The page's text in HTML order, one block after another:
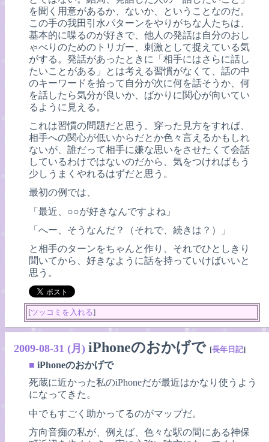
を聞く用意があるか、ないか、ということなのだ。
この手の我田引水パターンをやりがちな人たちは、
基本的に喋るのが好きで、他人の発話は自分のおし
ゃべりのためのトリガー、刺激として捉えている気
がする。発話があったときに「相手にはさらに話し
たいことがある」とは考える習慣がなくて、話の中
のキーワードを拾って自分が次に何を話そうか、何
を話したら気分が良いか、ばかりに関心が向いてい
るように見える。
これは習慣の問題だと思う。穿った見方をすれば、
相手への関心が低いからだとか色々言えるかもしれ
ないが、誰だって相手に嫌な思いをさせたくて会話
しているわけではないのだから、気をつければもう
少しうまくやれるはずだと思う。
最初の例では、
「最近、○○が好きなんですよね」
「へー、そうなんだ？（それで、続きは？）」
と相手のターンをちゃんと作り、それでひとしきり
聞いてから、好きなように話を持っていけばいいと
思う。
[ツッコミを入れる]
2009-08-31 (月) iPhoneのおかげで [長年日記]
■ iPhoneのおかげで
死蔵に近かった私のiPhoneだが最近はかなり使うよう
になってきた。
中でもすごく助かってるのがマップだ。
方向音痴の私が、例えば、色々な駅の間にある神保